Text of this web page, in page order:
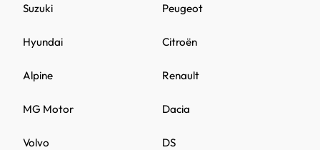
Peugeot
DS
MG Motor
Citroën
Volvo
Renault
Hyundai
Dacia
Alpine
Suzuki